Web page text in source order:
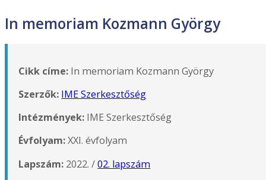
In memoriam Kozmann György
Cikk címe: In memoriam Kozmann György
Szerzők: IME Szerkesztőség
Intézmények: IME Szerkesztőség
Évfolyam:XXI. évfolyam
Lapszám: 2022. /02. lapszám